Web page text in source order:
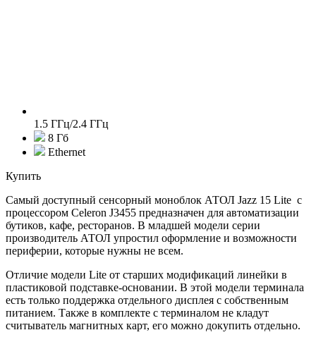
1.5 ГГц/2.4 ГГц
8 Гб
Ethernet
Купить
Самый доступный сенсорный моноблок АТОЛ Jazz 15 Lite с
процессором Celeron J3455 предназначен для автоматизации
бутиков, кафе, ресторанов. В младшей модели серии
производитель АТОЛ упростил оформление и возможности
периферии, которые нужны не всем.
Отличие модели Lite от старших модификаций линейки в
пластиковой подставке-основании. В этой модели терминала
есть только поддержка отдельного дисплея с собственным
питанием. Также в комплекте с терминалом не кладут
считыватель магнитных карт, его можно докупить отдельно.